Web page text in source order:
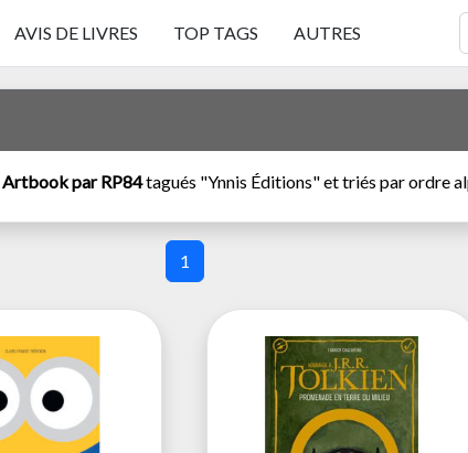
AVIS DE LIVRES TOP TAGS AUTRES
Artbook par RP84tagués "Ynnis Éditions" et triés par ordre
1